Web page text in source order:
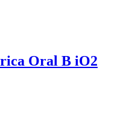
Oral B iO2